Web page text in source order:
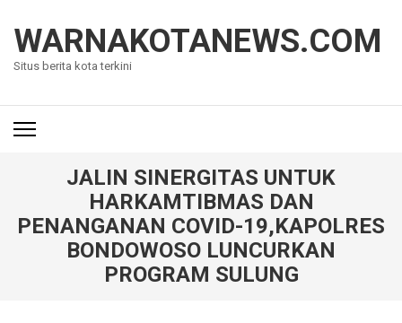
konten
(Tekan
WARNAKOTANEWS.COM
Situs berita kota terkini
JALIN SINERGITAS UNTUK
HARKAMTIBMAS DAN
PENANGANAN COVID-19,KAPOLRES
BONDOWOSO LUNCURKAN
PROGRAM SULUNG